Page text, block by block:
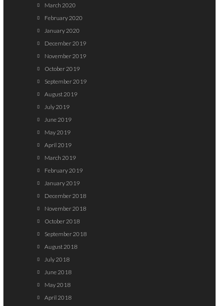
March 2020
February 2020
January 2020
December 2019
November 2019
October 2019
September 2019
August 2019
July 2019
June 2019
May 2019
April 2019
March 2019
February 2019
January 2019
December 2018
November 2018
October 2018
September 2018
August 2018
July 2018
June 2018
May 2018
April 2018